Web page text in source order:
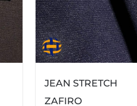
JEAN STRETCH
ZAFIRO